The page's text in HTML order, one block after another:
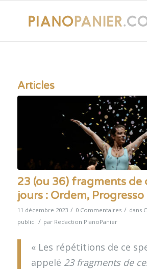
Articles
23 (ou 36) fragments de
jours : Ordem, Progresso
11 décembre 2023 / 0 Commentaires / dans
public / par Redaction PianoPanier
« Les répétitions de ce
appelé 23 fragments de